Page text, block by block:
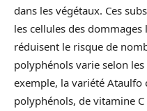
dans les végétaux. Ces
les cellules des
réduisent le risque de
polyphénols varie selon
exemple, la variété
polyphénols, de vitamine